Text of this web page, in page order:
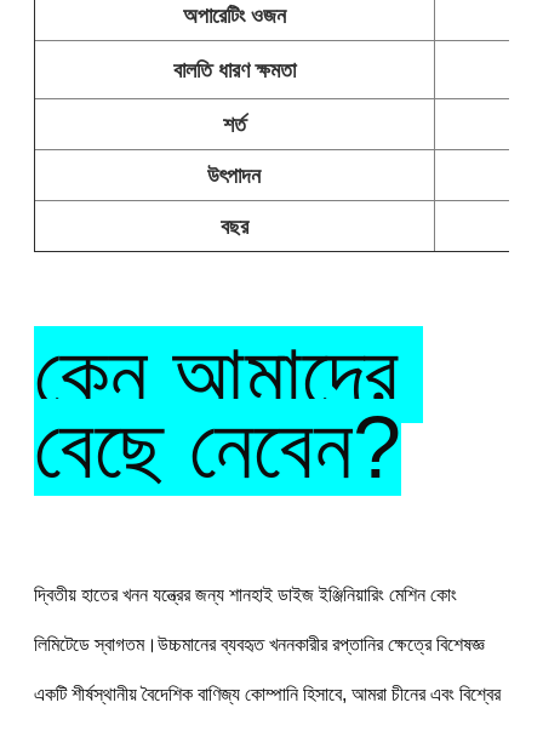
অপারেটিং ওজন
বালতি ধারণ ক্ষমতা
শর্ত
উৎপাদন
বছর
কেন আমাদের
বেছে নেবেন?
দ্বিতীয় হাতের খনন যন্ত্রের জন্য শানহাই ডাইজ ইঞ্জিনিয়ারিং মেশিন কোং
লিমিটেডে স্বাগতম।উচ্চমানের ব্যবহৃত খননকারীর রপ্তানির ক্ষেত্রে বিশেষজ্ঞ
একটি শীর্ষস্থানীয় বৈদেশিক বাণিজ্য কোম্পানি হিসাবে, আমরা চীনের এবং বিশ্বের